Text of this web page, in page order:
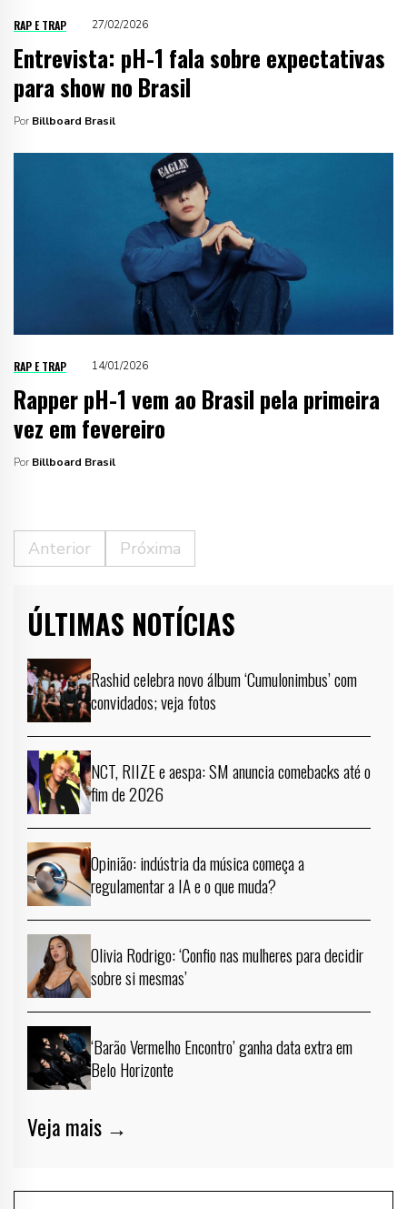
RAP E TRAP 27/02/2026
Entrevista: pH-1 fala sobre expectativas
para show no Brasil
Por Billboard Brasil
RAP E TRAP 14/01/2026
Rapper pH-1 vem ao Brasil pela primeira
vez em fevereiro
Por Billboard Brasil
Anterior Próxima
ÚLTIMAS NOTÍCIAS
Rashid celebra novo álbum ‘Cumulonimbus’ com
convidados; veja fotos
NCT, RIIZE e aespa: SM anuncia comebacks até o
fim de 2026
Opinião: indústria da música começa a
regulamentar a IA e o que muda?
Olivia Rodrigo: ‘Confio nas mulheres para decidir
sobre si mesmas’
‘Barão Vermelho Encontro’ ganha data extra em
Belo Horizonte
Veja mais →